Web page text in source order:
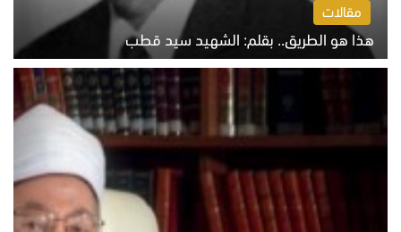
مقالات
هذا هو الطريق.. بقلم: الشهيد سيد قطب
الخميس 6 أغسطس 2026 10:52 ص